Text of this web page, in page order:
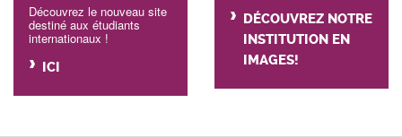
Découvrez le nouveau site
destiné aux étudiants
internationaux !
ICI
DÉCOUVREZ NOTRE
INSTITUTION EN
IMAGES!